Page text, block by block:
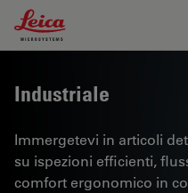
Leica Microsystems Logo
Industriale
Immergetevi in articoli
su ispezioni efficienti,
comfort ergonomico in